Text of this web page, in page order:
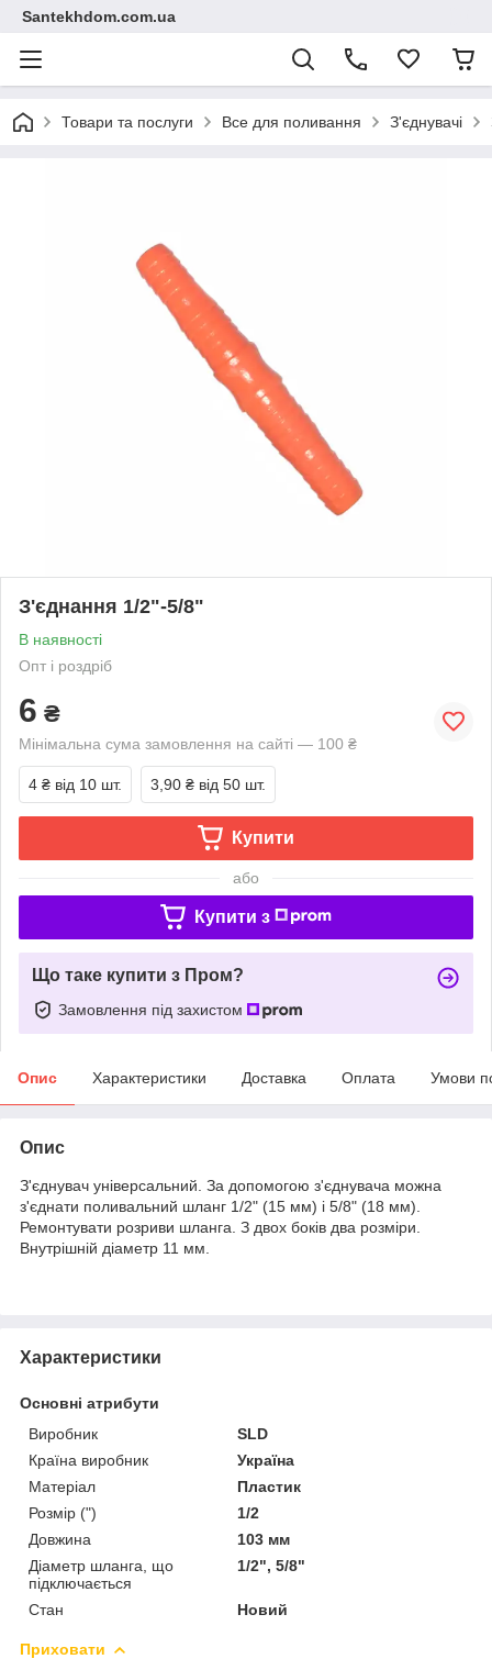
Santekhdom.com.ua
Товари та послуги Все для поливання З'єднувачі
З'єднання 1/2"-5/8"
В наявності
Опт і роздріб
6 ₴
Мінімальна сума замовлення на сайті — 100 ₴
4 ₴ від 10 шт. 3,90 ₴ від 50 шт.
Купити
або
Купити з
Що таке купити з Пром?
Замовлення під захистом
Опис Характеристики Доставка Оплата Умови
Опис
З'єднувач універсальний. За допомогою з'єднувача можна
з'єднати поливальний шланг 1/2" (15 мм) і 5/8" (18 мм).
Ремонтувати розриви шланга. З двох боків два розміри.
Внутрішній діаметр 11 мм.
Характеристики
Основні атрибути
Виробник
SLD
Країна виробник
Україна
Матеріал
Пластик
Розмір (")
1/2
Довжина
103 мм
Діаметр шланга, що
підключається
1/2", 5/8"
Стан Новий
Приховати